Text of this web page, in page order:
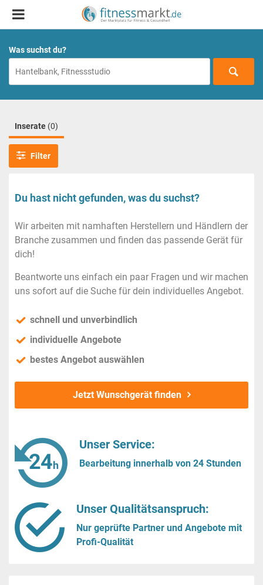
Was suchst du?
Inserate (0)
Filter
Du hast nicht gefunden, was du suchst?
Wir arbeiten mit namhaften Herstellern und Händlern der
Branche zusammen und finden das passende Gerät für
dich!
Beantworte uns einfach ein paar Fragen und wir machen
uns sofort auf die Suche für dein individuelles Angebot.
schnell und unverbindlich
individuelle Angebote
bestes Angebot auswählen
Jetzt Wunschgerät finden
Unser Service:
Bearbeitung innerhalb von 24 Stunden
Unser Qualitätsanspruch:
Nur geprüfte Partner und Angebote mit
Profi-Qualität